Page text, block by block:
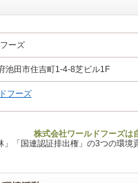
ーズ
池田市住吉町1-4-8芝ビル1F
フーズ
株式会社ワールドフーズは
「国連認証排出権」の3つの環境